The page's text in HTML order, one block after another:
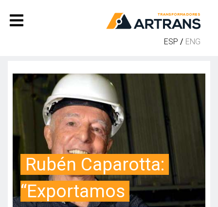
ESP / ENG
Rubén Caparotta:
“Exportamos